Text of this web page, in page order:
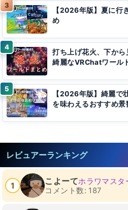
【2026年版】夏に行
め
打ち上げ花火、下か
綺麗なVRChatワール
【2026年版】綺麗で
を味わえるおすすめ景
レビュアーランキング
1 こよーてホラワマスタ
コメント数: 187